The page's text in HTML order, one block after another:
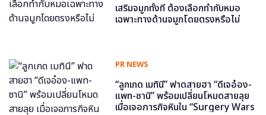
เสริมจมูกทั้งที ต้องเลือกทำกับหมอ
เฉพาะทางด้านจมูกโดยตรงหรือไม่
PR NEWS
“ลูกเกด เมทินี” ฟาดสายฮา “ดีเจอ๋อง-
แพท-ซานิ” พร้อมเปลี่ยนโหมดสายลุย
เมื่อเจอภารกิจหินใน “Surgery Wars